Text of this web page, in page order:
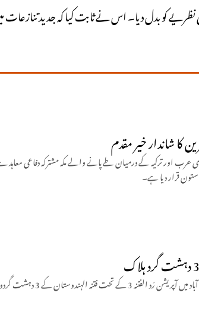
کو بدل دیا۔ اس نے ثابت کیا کہ جدید تنازعات
کا شاندار خیر مقدم
عرب اور ترکیہ کے درمیان طے پانے والے مکہ مشترکہ دفاعی
قرار دیا ہے۔